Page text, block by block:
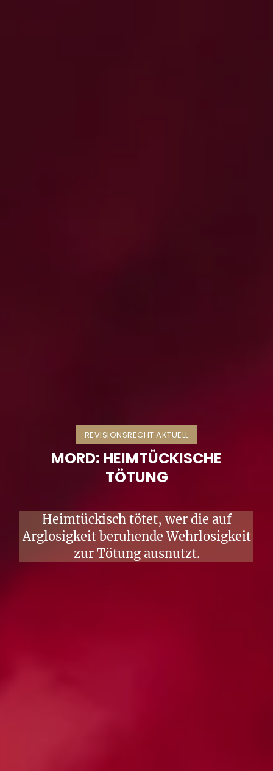
MORD: HEIMTÜCKISCHE
TÖTUNG
Heimtückisch tötet, wer die auf
Arglosigkeit beruhende Wehrlosigkeit
zur Tötung ausnutzt.
REVISIONSRECHT AKTUELL